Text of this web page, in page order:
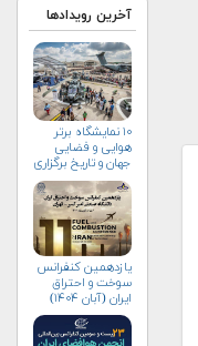
کنید
آخرین رویدادها
۱۰ نمایشگاه برتر
هوایی و فضایی
جهان و تاریخ برگزاری
آن‌ها
یازدهمین کنفرانس
سوخت و احتراق
ایران (آبان‌ ۱۴۰۴)